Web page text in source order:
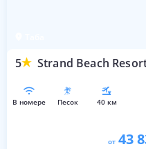
5 Strand Beach
в номере песок 40 км
от 43